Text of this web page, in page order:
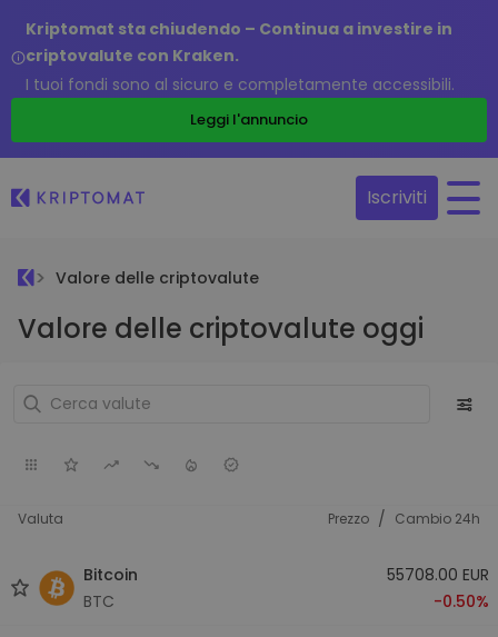
Kriptomat sta chiudendo – Continua a investire in
criptovalute con Kraken.
I tuoi fondi sono al sicuro e completamente accessibili.
Leggi l'annuncio
Iscriviti
Valore delle criptovalute
Valore delle criptovalute oggi
Valuta Prezzo / Cambio 24h
Bitcoin
BTC
55708.00 EUR
-0.50%